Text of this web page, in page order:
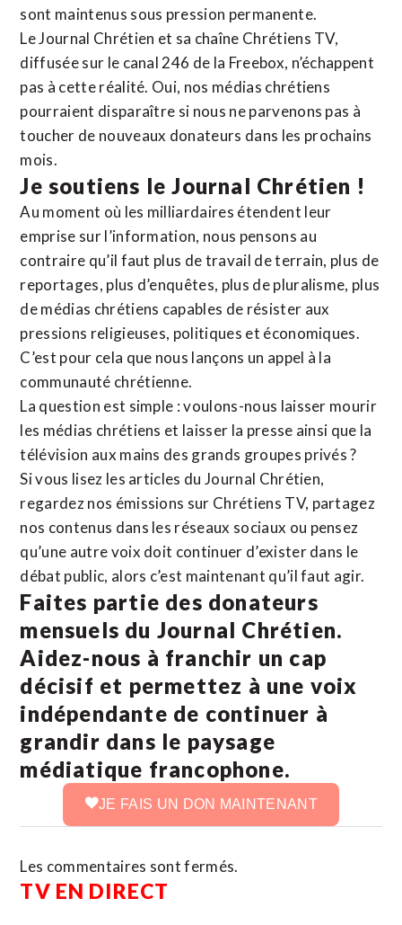
sont maintenus sous pression permanente.
Le Journal Chrétien et sa chaîne Chrétiens TV,
diffusée sur le canal 246 de la Freebox, n’échappent
pas à cette réalité. Oui, nos médias chrétiens
pourraient disparaître si nous ne parvenons pas à
toucher de nouveaux donateurs dans les prochains
mois.
Je soutiens le Journal Chrétien !
Au moment où les milliardaires étendent leur
emprise sur l’information, nous pensons au
contraire qu’il faut plus de travail de terrain, plus de
reportages, plus d’enquêtes, plus de pluralisme, plus
de médias chrétiens capables de résister aux
pressions religieuses, politiques et économiques.
C’est pour cela que nous lançons un appel à la
communauté chrétienne.
La question est simple : voulons-nous laisser mourir
les médias chrétiens et laisser la presse ainsi que la
télévision aux mains des grands groupes privés ?
Si vous lisez les articles du Journal Chrétien,
regardez nos émissions sur Chrétiens TV, partagez
nos contenus dans les réseaux sociaux ou pensez
qu’une autre voix doit continuer d’exister dans le
débat public, alors c’est maintenant qu’il faut agir.
Faites partie des donateurs
mensuels du Journal Chrétien.
Aidez-nous à franchir un cap
décisif et permettez à une voix
indépendante de continuer à
grandir dans le paysage
médiatique francophone.
JE FAIS UN DON MAINTENANT
Les commentaires sont fermés.
TV EN DIRECT